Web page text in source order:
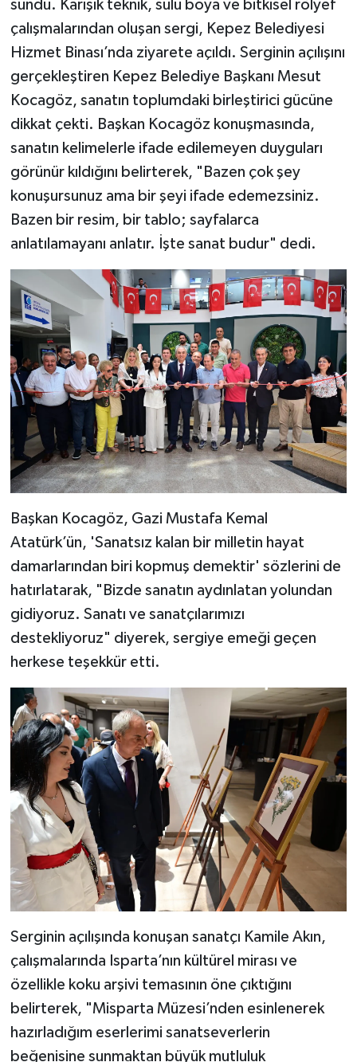
sundu. Karışık teknik, sulu boya ve bitkisel rölyef
çalışmalarından oluşan sergi, Kepez Belediyesi
Hizmet Binası’nda ziyarete açıldı. Serginin açılışını
gerçekleştiren Kepez Belediye Başkanı Mesut
Kocagöz, sanatın toplumdaki birleştirici gücüne
dikkat çekti. Başkan Kocagöz konuşmasında,
sanatın kelimelerle ifade edilemeyen duyguları
görünür kıldığını belirterek, "Bazen çok şey
konuşursunuz ama bir şeyi ifade edemezsiniz.
Bazen bir resim, bir tablo; sayfalarca
anlatılamayanı anlatır. İşte sanat budur" dedi.
Başkan Kocagöz, Gazi Mustafa Kemal
Atatürk’ün, 'Sanatsız kalan bir milletin hayat
damarlarından biri kopmuş demektir' sözlerini de
hatırlatarak, "Bizde sanatın aydınlatan yolundan
gidiyoruz. Sanatı ve sanatçılarımızı
destekliyoruz" diyerek, sergiye emeği geçen
herkese teşekkür etti.
Serginin açılışında konuşan sanatçı Kamile Akın,
çalışmalarında Isparta’nın kültürel mirası ve
özellikle koku arşivi temasının öne çıktığını
belirterek, "Misparta Müzesi’nden esinlenerek
hazırladığım eserlerimi sanatseverlerin
beğenisine sunmaktan büyük mutluluk